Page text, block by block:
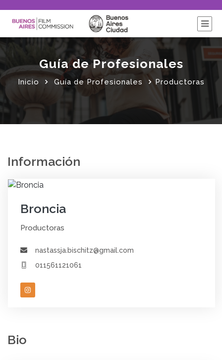
Guía de Profesionales
Inicio Guía de Profesionales Productoras
Información
Broncia
Productoras
nastassja.bischitz@gmail.com
011561121061
Bio